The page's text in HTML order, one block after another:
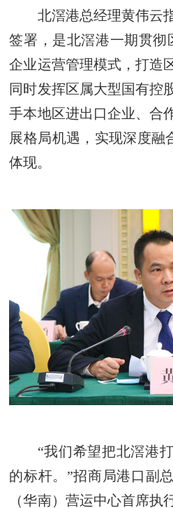
北滘港总经理黄伟云
签署，是北滘港一期贯彻
企业运营管理模式，打造
同时发挥区属大型国有控
手本地区进出口企业、合
展格局机遇，实现深度融
体现。
“我们希望把北滘港
的标杆。”招商局港口副
（华南）营运中心首席执